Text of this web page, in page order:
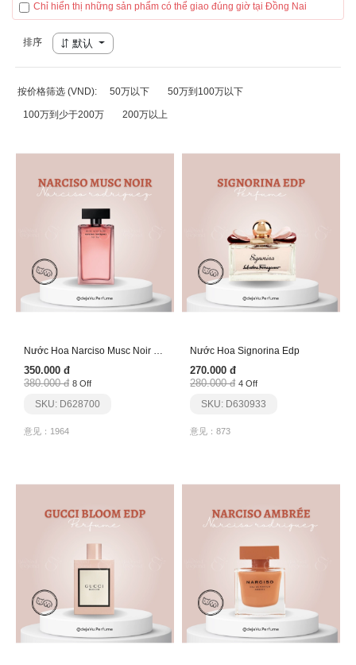
Chỉ hiển thị những sản phẩm có thể giao đúng giờ tại Đồng Nai
排序 默认
按价格筛选 (VND): 50万以下 50万到100万以下
100万到少于200万 200万以上
Nước Hoa Narciso Musc Noir Rose Edp
350.000 đ
380.000 đ 8 Off
SKU: D628700
意见：1964
Nước Hoa Signorina Edp
270.000 đ
280.000 đ 4 Off
SKU: D630933
意见：873